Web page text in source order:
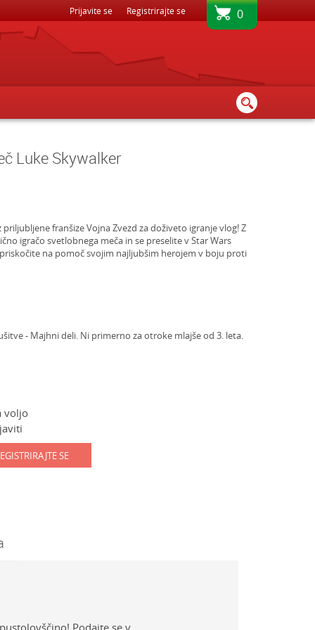
BREZPLAČNA DOSTAVA - PRI NAKUPU NAD 80€ 0
Prijavite se Registrirajte se
Luke Skywalker
franšize Vojna Zvezd za doživeto igranje vlog! Z
igračo svetlobnega meča in se preselite v Star Wars
na pomoč svojim najljubšim herojem v boju proti
- Majhni deli. Ni primerno za otroke mlajše od 3. leta.
voljo
SE
Podajte se v